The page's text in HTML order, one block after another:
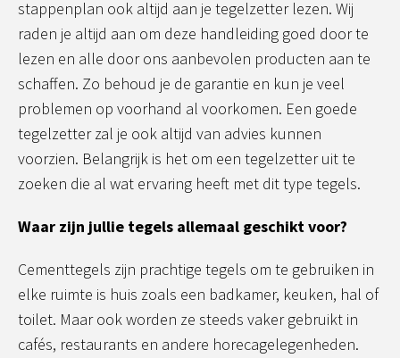
stappenplan ook altijd aan je tegelzetter lezen. Wij
raden je altijd aan om deze handleiding goed door te
lezen en alle door ons aanbevolen producten aan te
schaffen. Zo behoud je de garantie en kun je veel
problemen op voorhand al voorkomen. Een goede
tegelzetter zal je ook altijd van advies kunnen
voorzien. Belangrijk is het om een tegelzetter uit te
zoeken die al wat ervaring heeft met dit type tegels.
Waar zijn jullie tegels allemaal geschikt voor?
Cementtegels zijn prachtige tegels om te gebruiken in
elke ruimte is huis zoals een badkamer, keuken, hal of
toilet. Maar ook worden ze steeds vaker gebruikt in
cafés, restaurants en andere horecagelegenheden.